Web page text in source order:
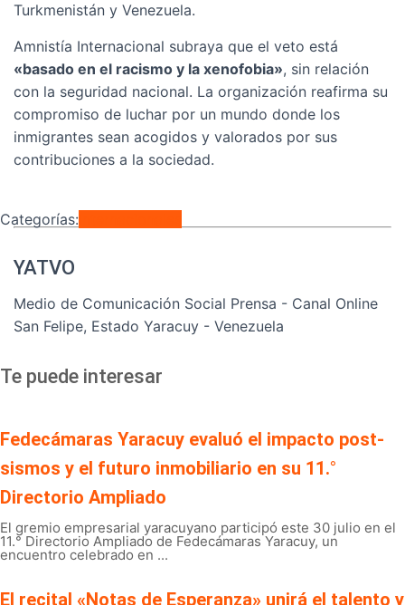
Turkmenistán y Venezuela.
Amnistía Internacional subraya que el veto está
«basado en el racismo y la xenofobia», sin relación
con la seguridad nacional. La organización reafirma su
compromiso de luchar por un mundo donde los
inmigrantes sean acogidos y valorados por sus
contribuciones a la sociedad.
Categorías:
YATVO
Medio de Comunicación Social Prensa - Canal Online
San Felipe, Estado Yaracuy - Venezuela
Te puede interesar
Fedecámaras Yaracuy evaluó el impacto post-
sismos y el futuro inmobiliario en su 11.°
Directorio Ampliado
El gremio empresarial yaracuyano participó este 30 julio en el
11.° Directorio Ampliado de Fedecámaras Yaracuy, un
encuentro celebrado en ...
El recital «Notas de Esperanza» unirá el talento y